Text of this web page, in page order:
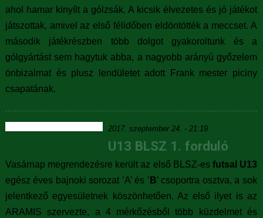
ahol hamar kinyílt a gólzsák. A kicsik élvezetes és jó játékot
játszottak, amivel az első félidőben eldöntötték a meccset. A
második játékrészben több dolgot gyakoroltunk és a
gólgyártást sem hagytuk abba, a nagyobb arányú győzelem
önbizalmat és plusz lendületet adott Frank mester piciny
csapatának.
2017. szeptember 24. - 21:19
U13 BLSZ 1. forduló
Vasárnap megrendezésre került az első BLSZ-es futsal U13
egész éves bajnoki sorozat ’A’ és ’ B’ csoportra osztva, a sok
jelentkező egyesületnek köszönhetően. Az első ilyet is az
ARAMIS szervezte, a 4 mérkőzésből több küzdelmet és